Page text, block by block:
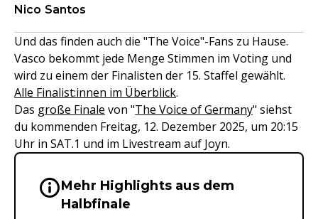
Nico Santos
Und das finden auch die "The Voice"-Fans zu Hause.
Vasco bekommt jede Menge Stimmen im Voting und
wird zu einem der Finalisten der 15. Staffel gewählt.
Alle Finalist:innen im Überblick.
Das große Finale von "The Voice of Germany" siehst
du kommenden Freitag, 12. Dezember 2025, um 20:15
Uhr in SAT.1 und im Livestream auf Joyn.
Wichtige Hinweise &
Mehr Highlights aus dem
Halbfinale